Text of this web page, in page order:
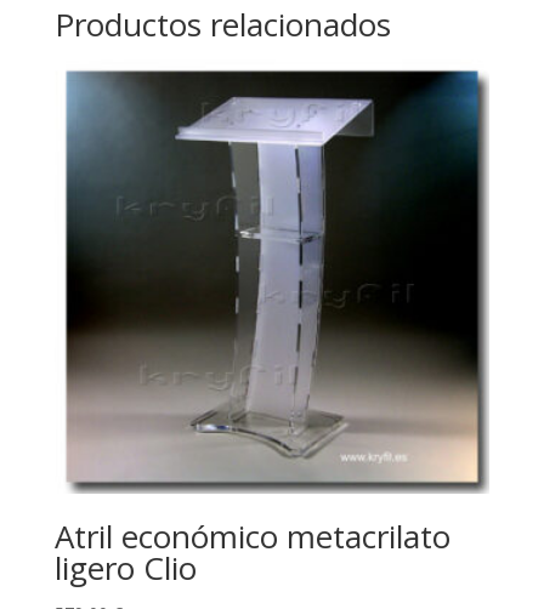
Productos relacionados
Atril económico metacrilato
ligero Clio